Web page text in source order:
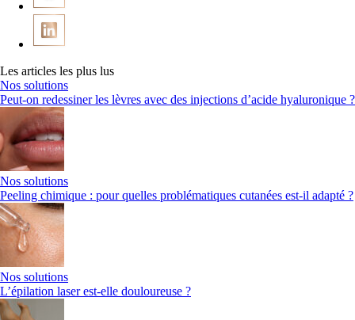
Les articles les plus lus
Nos solutions
Peut-on redessiner les lèvres avec des injections d’acide hyaluronique ?
Nos solutions
Peeling chimique : pour quelles problématiques cutanées est-il adapté ?
Nos solutions
L’épilation laser est-elle douloureuse ?